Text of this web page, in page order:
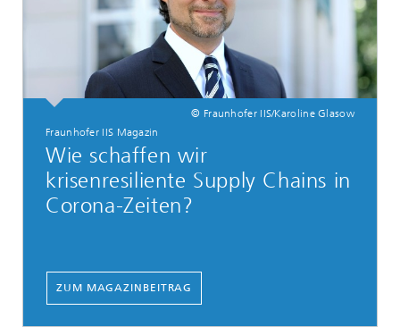
© Fraunhofer IIS/Karoline Glasow
Fraunhofer IIS Magazin
Wie schaffen wir
krisenresiliente Supply Chains in
Corona-Zeiten?
ZUM MAGAZINBEITRAG